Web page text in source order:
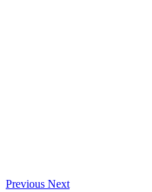
Previous Next